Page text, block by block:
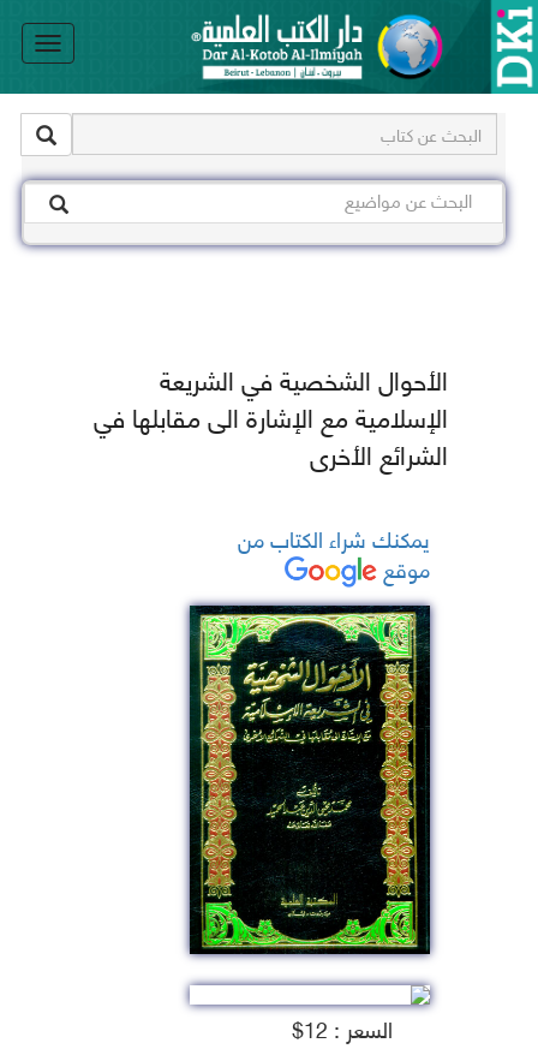
الأحوال الشخصية في الشريعة
الإسلامية مع الإشارة الى مقابلها في
الشرائع الأخرى
يمكنك شراء الكتاب من
موقع
السعر : 12$